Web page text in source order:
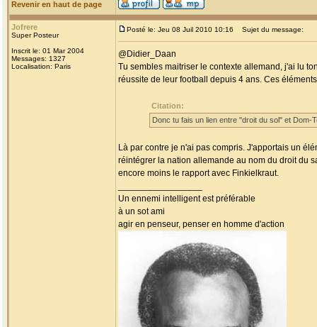
Revenir en haut de page
Jofrere
Super Posteur
Inscrit le: 01 Mar 2004
Messages: 1327
Localisation: Paris
Posté le: Jeu 08 Juil 2010 10:16 Sujet du message:
@Didier_Daan
Tu sembles maitriser le contexte allemand, j'ai lu
réussite de leur football depuis 4 ans. Ces
Citation:
Donc tu fais un lien entre "droit du sol" et
Là par contre je n'ai pas compris. J'apportais un
réintégrer la nation allemande au nom du droit du
encore moins le rapport avec Finkielkraut.
Un ennemi intelligent est préférable
à un sot ami
agir en penseur, penser en homme d'action